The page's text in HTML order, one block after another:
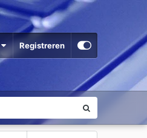
Registreren